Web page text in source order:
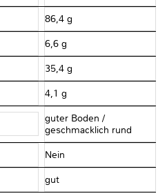
86,4 g
6,6 g
35,4 g
4,1 g
guter Boden /
geschmacklich rund
Nein
gut